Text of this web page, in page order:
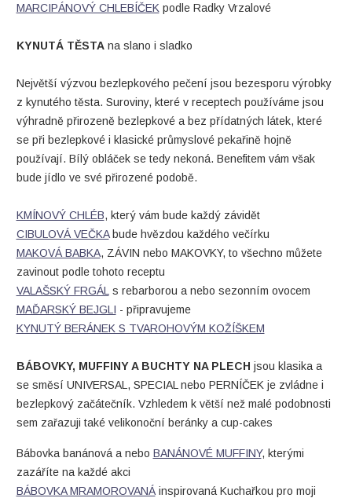
MARCIPÁNOVÝ CHLEBÍČEK podle Radky Vrzalové
KYNUTÁ TĚSTAna slano i sladko
Největší výzvou bezlepkového pečení jsou bezesporu výrobky
z kynutého těsta. Suroviny, které v receptech používáme jsou
výhradně přirozeně bezlepkové a bez přídatných látek, které
se při bezlepkové i klasické průmyslové pekařině hojně
používají. Bílý obláček se tedy nekoná. Benefitem vám však
bude jídlo ve své přirozené podobě.
KMÍNOVÝ CHLÉB, který vám bude každý závidět
CIBULOVÁ VEČKAbude hvězdou každého večírku
MAKOVÁ BABKA, ZÁVIN nebo MAKOVKY, to všechno můžete
zavinout podle tohoto receptu
VALAŠSKÝ FRGÁL s rebarborou a nebo sezonním ovocem
MAĎARSKÝ BEJGLI - připravujeme
KYNUTÝ BERÁNEK S TVAROHOVÝM KOŽÍŠKEM
BÁBOVKY, MUFFINY A BUCHTY NA PLECH jsou klasika a
se směsí UNIVERSAL, SPECIAL nebo PERNÍČEK je zvládne i
bezlepkový začátečník. Vzhledem k větší než malé podobnosti
sem zařazuji také velikonoční beránky a cup-cakes
Bábovka banánová a nebo BANÁNOVÉ MUFFINY, kterými
zazáříte na každé akci
BÁBOVKA MRAMOROVANÁinspirovaná Kuchařkou pro moji